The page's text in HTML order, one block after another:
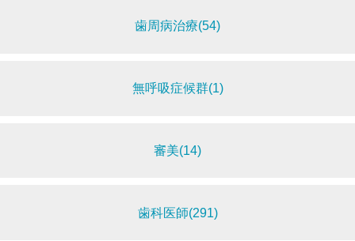
歯周病治療(54)
無呼吸症候群(1)
審美(14)
歯科医師(291)